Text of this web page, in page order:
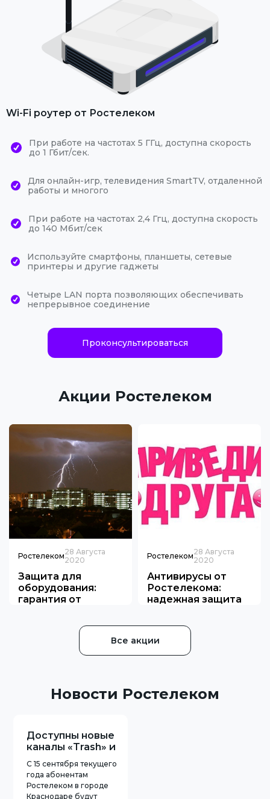
Wi-Fi роутер от Ростелеком
При работе на частотах 5 ГГц, доступна скорость
до 1 Гбит/сек.
Для онлайн-игр, телевидения SmartTV, отдаленной
работы и многого
При работе на частотах 2,4 Ггц, доступна скорость
до 140 Мбит/сек
Используйте смартфоны, планшеты, сетевые
принтеры и другие гаджеты
Четыре LAN порта позволяющих обеспечивать
непрерывное соединение
Проконсультироваться
Акции Ростелеком
Ростелеком28 Августа
2020
Защита для
оборудования:
гарантия от
Ростелеком28 Августа
2020
Антивирусы от
Ростелекома:
надежная защита
Все акции
Новости Ростелеком
Доступны новые
каналы «Trash» и
«#Кто куда»
С 15 сентября текущего
года абонентам
Ростелеком в городе
Краснодаре будут